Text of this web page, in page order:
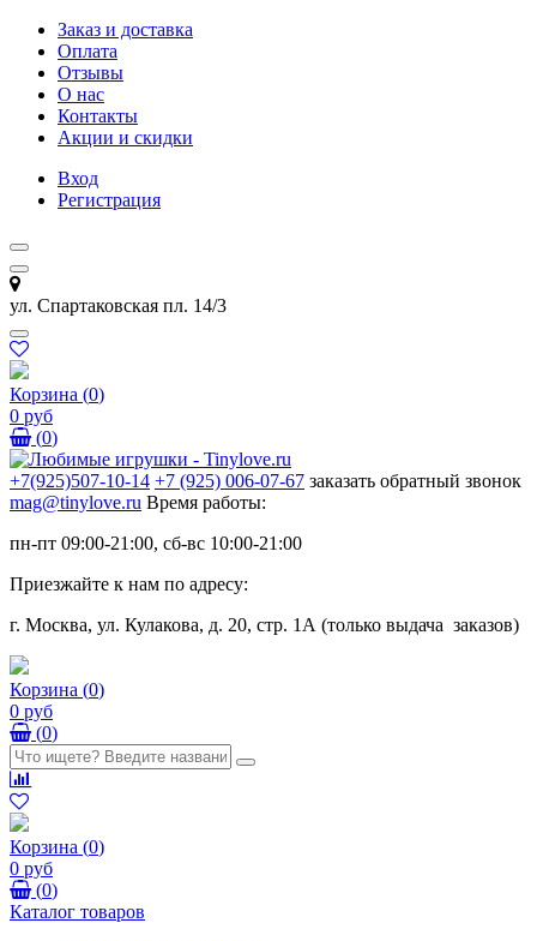
Заказ и доставка
Оплата
Отзывы
О нас
Контакты
Акции и скидки
Вход
Регистрация
ул. Спартаковская пл. 14/3
Корзина (0)
0 руб
(0)
+7(925)507-10-14 +7 (925) 006-07-67 заказать обратный звонок
mag@tinylove.ru Время работы:
пн-пт 09:00-21:00, сб-вс 10:00-21:00
Приезжайте к нам по адресу:
г. Москва, ул. Кулакова, д. 20, стр. 1А (только выдача заказов)
Корзина (0)
0 руб
(0)
Корзина (0)
0 руб
(0)
Каталог товаров